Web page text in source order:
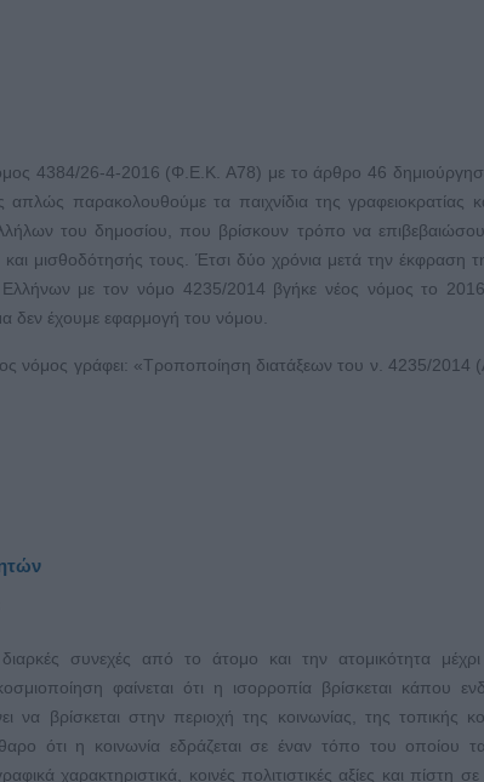
4384/26-4-2016 (Φ.Ε.Κ. Α78) με το άρθρο 46 δημιούργησε
απλώς παρακολουθούμε τα παιχνίδια της γραφειοκρατίας
του δημοσίου, που βρίσκουν τρόπο να
και μισθοδότησής τους. Έτσι δύο χρόνια μετά την έκφραση
με τον νόμο 4235/2014 βγήκε νέος νόμος το
δεν έχουμε εφαρμογή του νόμου.
νόμος γράφει: «Τροποποίηση διατάξεων του ν. 4235/2014
συνεχές από το άτομο και την ατομικότητα
φαίνεται ότι η ισορροπία βρίσκεται κάπου
να βρίσκεται στην περιοχή της κοινωνίας, της τοπικής
ότι η κοινωνία εδράζεται σε έναν τόπο του οποίου τα
χαρακτηριστικά, κοινές πολιτιστικές αξίες και πίστη